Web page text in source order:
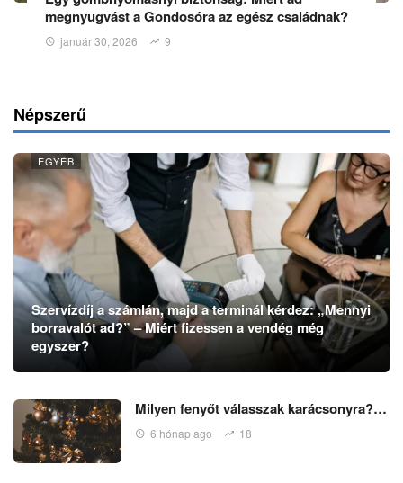
megnyugvást a Gondosóra az egész családnak?
január 30, 2026 9
Népszerű
EGYÉB
Szervízdíj a számlán, majd a terminál kérdez: „Mennyi
borravalót ad?” – Miért fizessen a vendég még
egyszer?
Milyen fenyőt válasszak karácsonyra?…
6 hónap ago 18